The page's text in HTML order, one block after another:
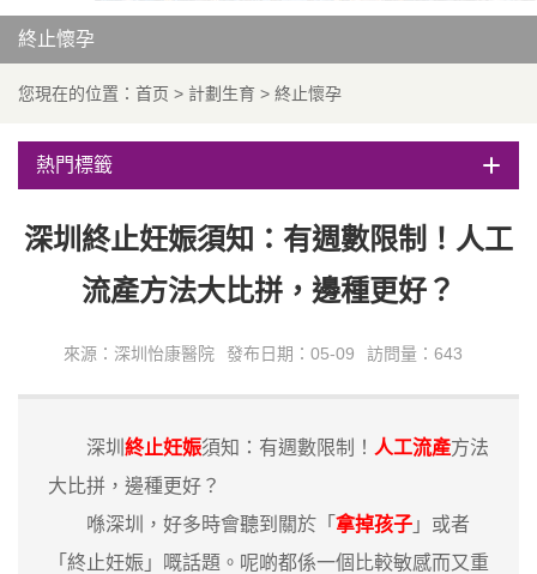
終止懷孕
您現在的位置： 首页 > 計劃生育 > 終止懷孕
熱門標籤
深圳終止妊娠須知：有週數限制！人工
流產方法大比拼，邊種更好？
來源：深圳怡康醫院 發布日期：05-09 訪問量：643
深圳 終止妊娠須知：有週數限制！ 人工流產方法
大比拼，邊種更好？
喺深圳，好多時會聽到關於「 拿掉孩子 」或者
「終止妊娠」嘅話題。呢啲都係一個比較敏感而又重